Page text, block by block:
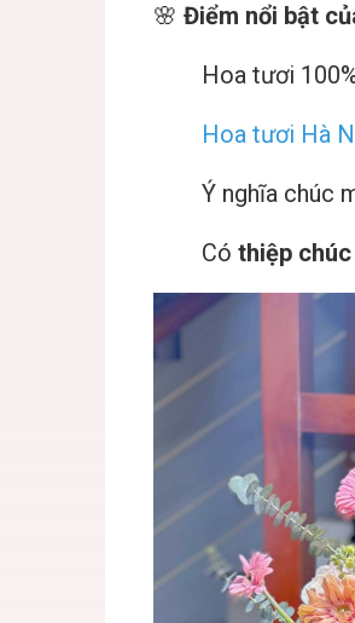
🌸 Điểm nổi bật
Hoa tươi
Hoa tươi Hà
Ý nghĩa chúc
Có thiệp